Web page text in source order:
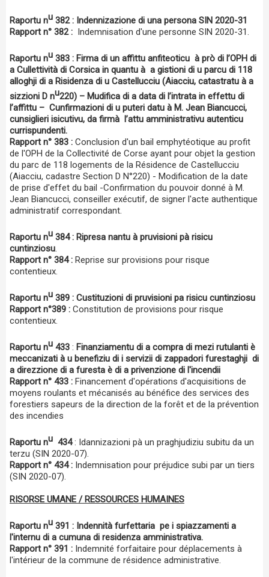
Raportu nu 382 : Indennizazione di una persona SIN 2020-31
Rapport n° 382 : Indemnisation d'une personne SIN 2020-31.
Raportu nu 383 : Firma di un affittu anfiteoticu à prò di l’OPH di
a Cullettività di Corsica in quantu à a gistioni di u parcu di 118
alloghji di a Risidenza di u Castellucciu (Aiacciu, catastratu à a
sizzioni D nu220) – Mudifica di a data di l’intrata in effettu di
l’affittu – Cunfirmazioni di u puteri datu à M. Jean Biancucci,
cunsiglieri isicutivu, da firmà l’attu amministrativu autenticu
currispundenti.
Rapport n° 383 : Conclusion d'un bail emphytéotique au profit
de l'OPH de la Collectivité de Corse ayant pour objet la gestion
du parc de 118 logements de la Résidence de Castellucciu
(Aiacciu, cadastre Section D N°220) - Modification de la date
de prise d'effet du bail -Confirmation du pouvoir donné à M.
Jean Biancucci, conseiller exécutif, de signer l'acte authentique
administratif correspondant.
Raportu nu 384 : Ripresa nantu à pruvisioni pà risicu
cuntinziosu.
Rapport n° 384 : Reprise sur provisions pour risque
contentieux.
Raportu nu 389 : Custituzioni di pruvisioni pa risicu cuntinziosu
Rapport n°389 : Constitution de provisions pour risque
contentieux.
Raportu nu 433 : Finanziamentu di a compra di mezi rutulanti è
meccanizati à u benefiziu di i servizii di zappadori furestaghji di
a direzzione di a furesta è di a privenzione di l'incendii
Rapport n° 433 : Financement d'opérations d'acquisitions de
moyens roulants et mécanisés au bénéfice des services des
forestiers sapeurs de la direction de la forêt et de la prévention
des incendies
Raportu nu 434: Idannizazioni pà un praghjudiziu subitu da un
terzu (SIN 2020-07).
Rapport n° 434 : Indemnisation pour préjudice subi par un tiers
(SIN 2020-07).
RISORSE UMANE / RESSOURCES HUMAINES
Raportu nu 391 : Indennità furfettaria pe i spiazzamenti a
l'internu di a cumuna di residenza amministrativa.
Rapport n° 391 : Indemnité forfaitaire pour déplacements à
l'intérieur de la commune de résidence administrative.